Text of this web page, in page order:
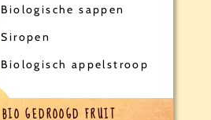
Biologische sappen
Siropen
Biologisch appelstroop
BIO GEDROOGD FRUIT